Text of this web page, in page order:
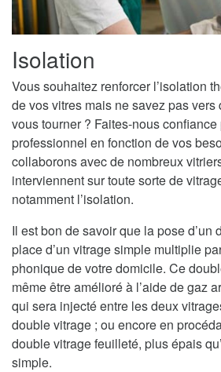
Isolation
Vous souhaitez renforcer l’isolation
de vos vitres mais ne savez pas
vous tourner ? Faites-nous
professionnel en fonction de vos
collaborons avec de nombreux
interviennent sur toute sorte de
notamment l’isolation.
Il est bon de savoir que la pose d’un
place d’un vitrage simple multiplie
phonique de votre domicile. Ce
même être amélioré à l’aide de gaz
qui sera injecté entre les deux
double vitrage ; ou encore en
double vitrage feuilleté, plus épais
simple.